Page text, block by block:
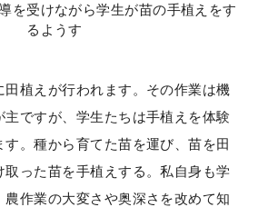
を受けながら学生が苗の手植えをす
るようす
植えが行われます。その作業は機
ですが、学生たちは手植えを体験
す。種から育てた苗を運び、苗を田
取った苗を手植えする。私自身も学
作業の大変さや奥深さを改めて知